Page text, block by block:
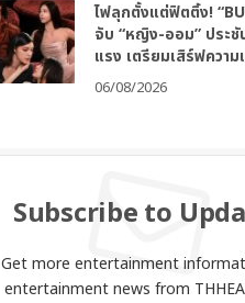
ไฟลุกตั้งแต่ฟิตติ้ง!
จับ “หญิง-ออม” ประชั
แรง เตรียมเสิร์ฟควา
06/08/2026
Subscribe to
Get more entertainment
entertainment news from